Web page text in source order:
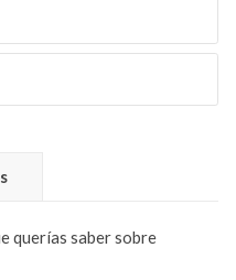
querías saber sobre